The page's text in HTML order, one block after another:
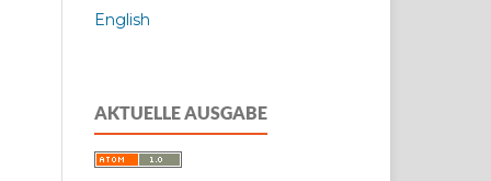
English
AKTUELLE AUSGABE